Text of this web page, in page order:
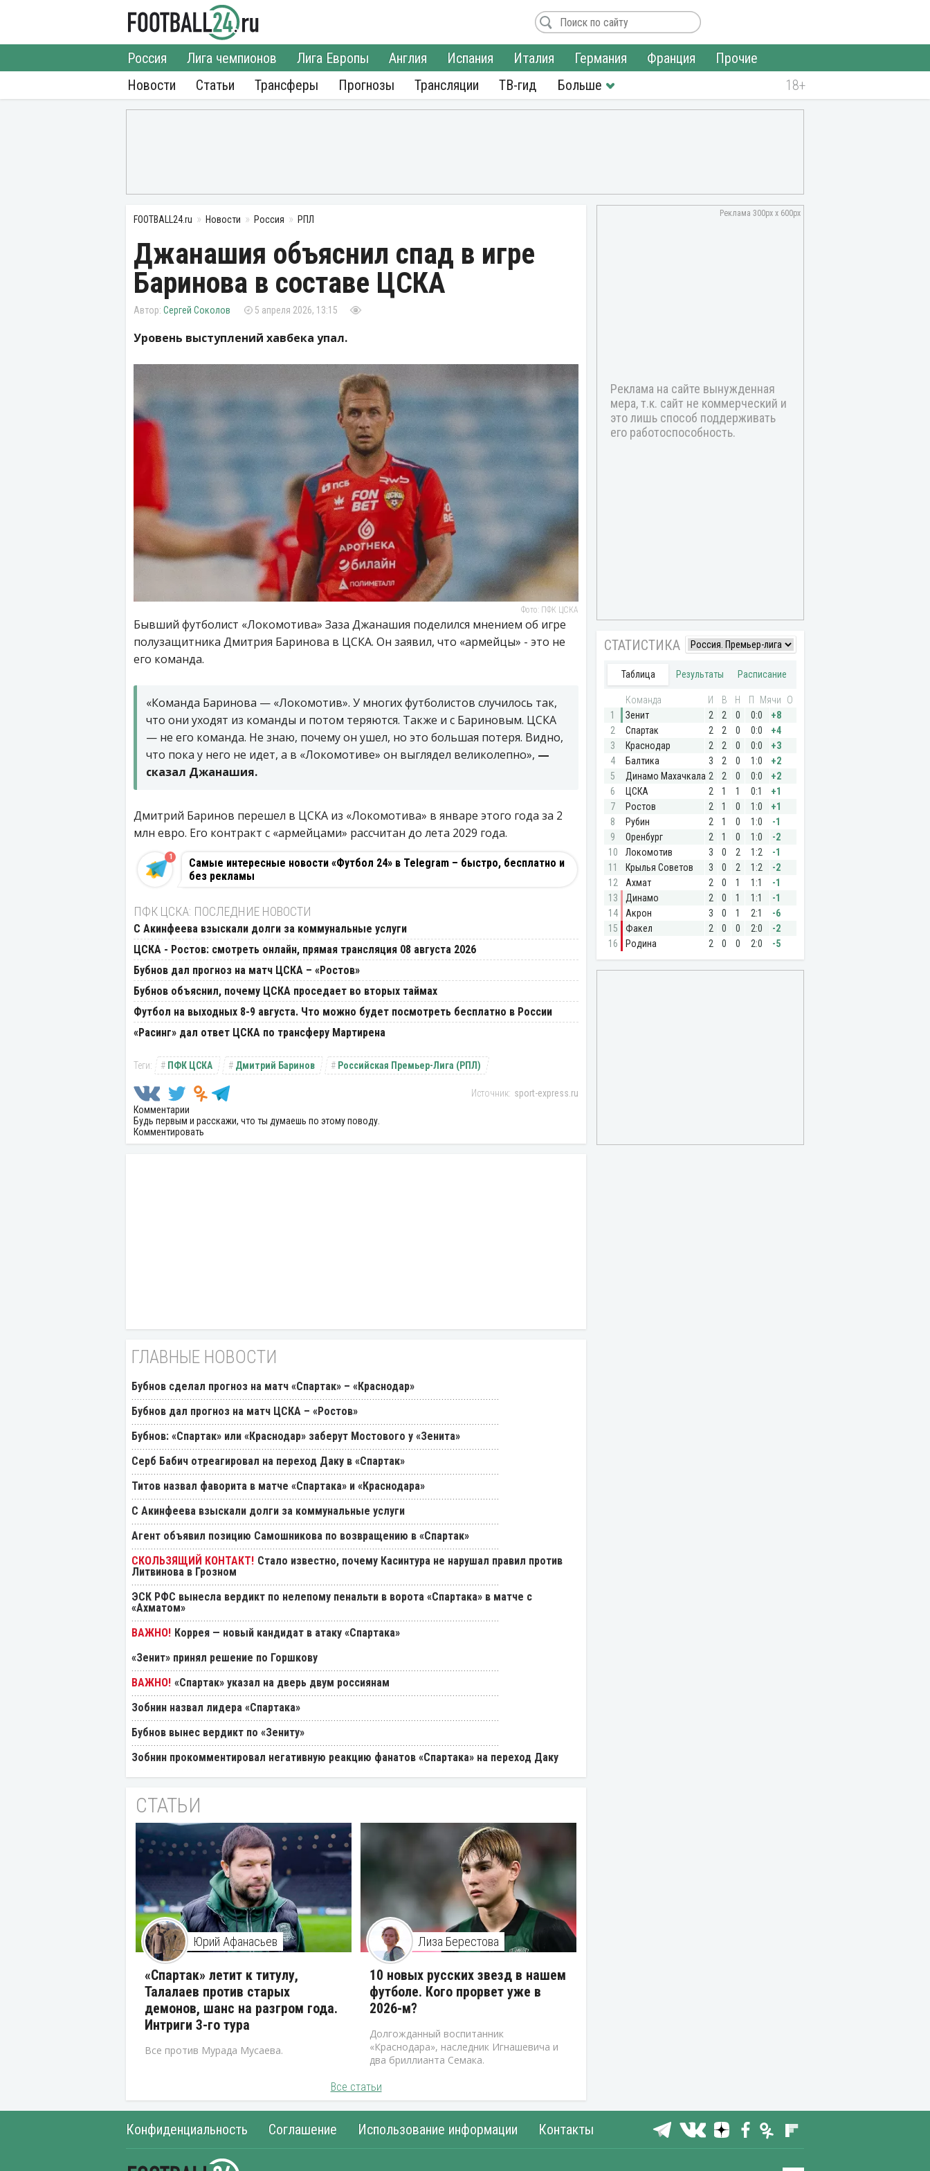
Новости
Россия Лига чемпионов Лига Европы Англия Испания Италия Германия Франция
Прочие
Статьи
Трансферы Прогнозы Трансляции ТВ-гид
FOOTBALL24.ru Новости Россия РПЛ
Джанашия объяснил спад в игре
Баринова в составе ЦСКА
Сергей Соколов 5 апреля 2026, 13:15
Уровень выступлений хавбека упал.
Фото: ПФК ЦСКА
Бывший футболист «Локомотива» Заза Джанашия поделился мнением об игре
полузащитника Дмитрия Баринова в ЦСКА. Он заявил, что «армейцы» - это не
его команда.
«Команда Баринова — «Локомотив». У многих футболистов случилось так,
что они уходят из команды и потом теряются. Также и с Бариновым. ЦСКА
— не его команда. Не знаю, почему он ушел, но это большая потеря. Видно,
что пока у него не идет, а в «Локомотиве» он выглядел великолепно», —
сказал Джанашия.
Дмитрий Баринов перешел в ЦСКА из «Локомотива» в январе этого года за 2
млн евро. Его контракт с «армейцами» рассчитан до лета 2029 года.
Самые интересные новости «Футбол 24» в Telegram – быстро, бесплатно и
без рекламы
1
ПФК ЦСКА: ПОСЛЕДНИЕ НОВОСТИ
С Акинфеева взыскали долги за коммунальные услуги
ЦСКА - Ростов: смотреть онлайн, прямая трансляция 08 августа 2026
Бубнов дал прогноз на матч ЦСКА – «Ростов»
Бубнов объяснил, почему ЦСКА проседает во вторых таймах
Футбол на выходных 8-9 августа. Что можно будет посмотреть бесплатно в России
«Расинг» дал ответ ЦСКА по трансферу Мартирена
ПФК ЦСКА Дмитрий Баринов Российская Премьер-Лига (РПЛ)
sport-express.ru
Комментарии
Будь первым и расскажи, что ты думаешь по этому поводу.
Комментировать
ГЛАВНЫЕ НОВОСТИ
Бубнов сделал прогноз на матч «Спартак» – «Краснодар»
Бубнов дал прогноз на матч ЦСКА – «Ростов»
Бубнов: «Спартак» или «Краснодар» заберут Мостового у «Зенита»
Серб Бабич отреагировал на переход Даку в «Спартак»
Титов назвал фаворита в матче «Спартака» и «Краснодара»
С Акинфеева взыскали долги за коммунальные услуги
Агент объявил позицию Самошникова по возвращению в «Спартак»
Стало известно, почему Касинтура не нарушал правил против
Литвинова в Грозном
ЭСК РФС вынесла вердикт по нелепому пенальти в ворота «Спартака» в матче с
«Ахматом»
Коррея — новый кандидат в атаку «Спартака»
«Зенит» принял решение по Горшкову
«Спартак» указал на дверь двум россиянам
Зобнин назвал лидера «Спартака»
Бубнов вынес вердикт по «Зениту»
Зобнин прокомментировал негативную реакцию фанатов «Спартака» на переход Даку
СТАТЬИ
Юрий Афанасьев
«Спартак» летит к титулу,
Талалаев против старых
демонов, шанс на разгром года.
Интриги 3-го тура
Все против Мурада Мусаева.
Лиза Берестова
10 новых русских звезд в нашем
футболе. Кого прорвет уже в
2026-м?
Долгожданный воспитанник
«Краснодара», наследник Игнашевича и
два бриллианта Семака.
Все статьи
Конфиденциальность Соглашение Использование информации Контакты